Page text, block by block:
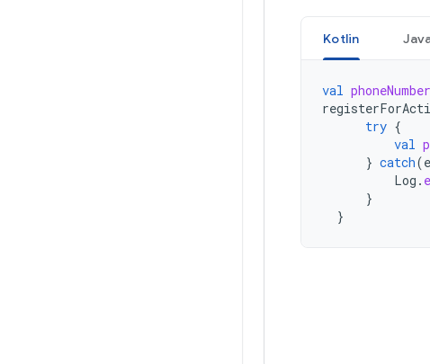
Kotlin
val
try {
val
} catch(e
Log . e
}
}